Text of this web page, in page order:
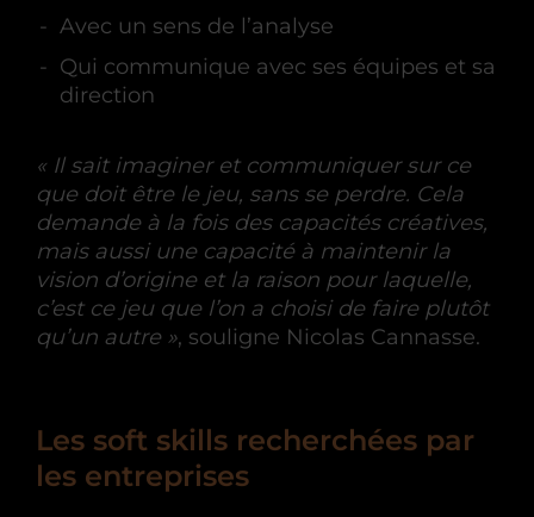
Avec un sens de l’analyse
Qui communique avec ses équipes et sa
direction
« Il sait imaginer et communiquer sur ce
que doit être le jeu, sans se perdre. Cela
demande à la fois des capacités créatives,
mais aussi une capacité à maintenir la
vision d’origine et la raison pour laquelle,
c’est ce jeu que l’on a choisi de faire plutôt
qu’un autre », souligne Nicolas Cannasse.
Les soft skills recherchées par
les entreprises